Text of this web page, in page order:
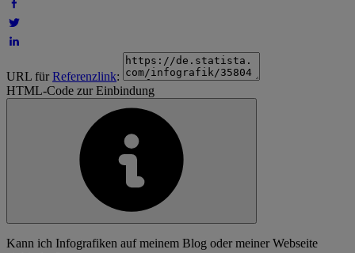
URL fürReferenzlink:
HTML-Code zur Einbindung
Kann ich Infografiken auf meinem Blog oder meiner Webseite